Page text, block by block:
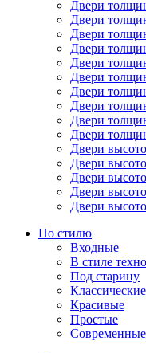
Двери
Двери
Двери
Двери
Двери
Двери
Двери
Двери
Двери
Двери
Двери
Двери
Двери
Двери
Двери
По стилю
Входные
В стиле техно
Под старину
Классические
Красивые
Простые
Современные